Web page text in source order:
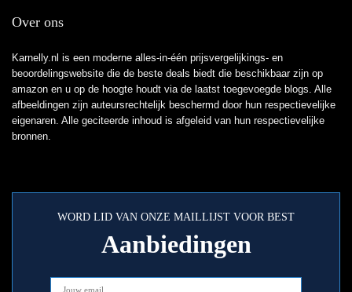
Over ons
Karnelly.nl is een moderne alles-in-één prijsvergelijkings- en
beoordelingswebsite die de beste deals biedt die beschikbaar zijn op
amazon en u op de hoogte houdt via de laatst toegevoegde blogs. Alle
afbeeldingen zijn auteursrechtelijk beschermd door hun respectievelijke
eigenaren. Alle geciteerde inhoud is afgeleid van hun respectievelijke
bronnen.
WORD LID VAN ONZE MAILLIJST VOOR BEST
Aanbiedingen